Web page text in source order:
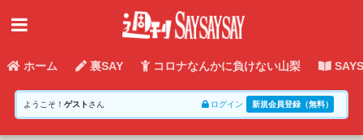
ホーム 裏SAY コロナなんかに負けない山梨
ようこそ！ ゲスト さん ログイン 新規会員登録（無料）